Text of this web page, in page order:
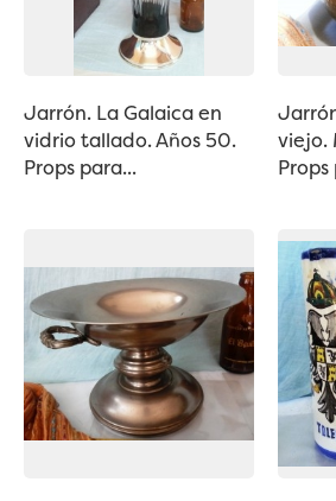
Jarrón. La Galaica en
vidrio tallado. Años 50.
Props para...
viejo.
Props